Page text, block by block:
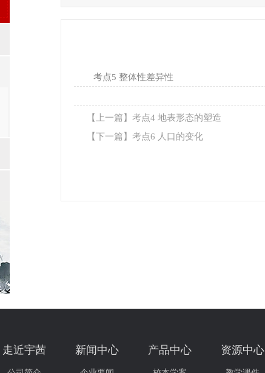
考点5 整体性差异性
【上一篇】 考点4 地表形态的塑造
【下一篇】 考点6 人口的变化
走近宇茜 新闻中心 产品中心 资源中心